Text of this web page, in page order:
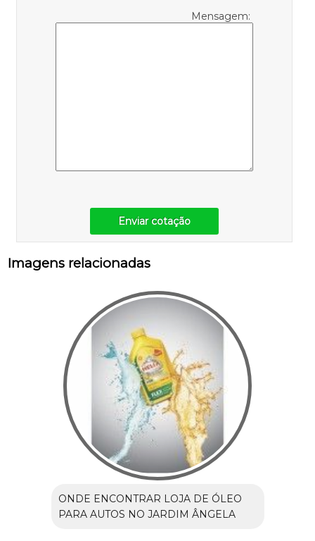
Mensagem:
Enviar cotação
Imagens relacionadas
ONDE ENCONTRAR LOJA DE ÓLEO
PARA AUTOS NO JARDIM ÂNGELA